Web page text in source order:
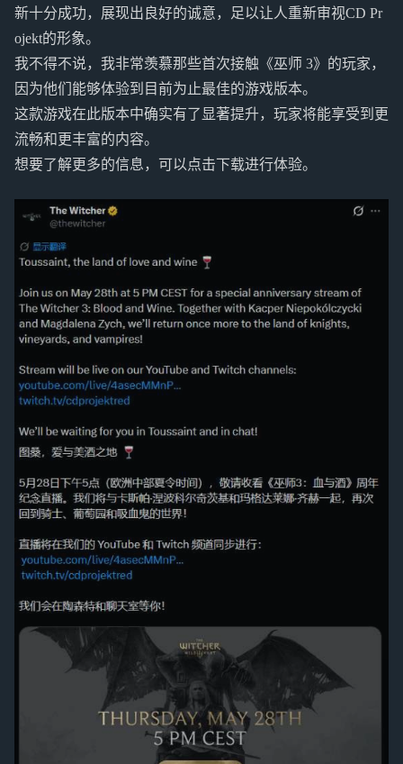
新十分成功，展现出良好的诚意，足以让人重新审视CD Pr
ojekt的形象。
我不得不说，我非常羡慕那些首次接触《巫师 3》的玩家，
因为他们能够体验到目前为止最佳的游戏版本。
这款游戏在此版本中确实有了显著提升，玩家将能享受到更
流畅和更丰富的内容。
想要了解更多的信息，可以点击下载进行体验。